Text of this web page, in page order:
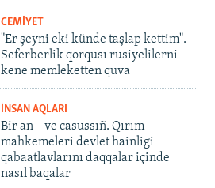
CEMİYET
"Er şeyni eki künde taşlap kettim".
Seferberlik qorqusı rusiyelilerni
kene memleketten quva
İNSAN AQLARI
Bir an – ve casussıñ. Qırım
mahkemeleri devlet hainligi
qabaatlavlarını daqqalar içinde
nasıl baqalar